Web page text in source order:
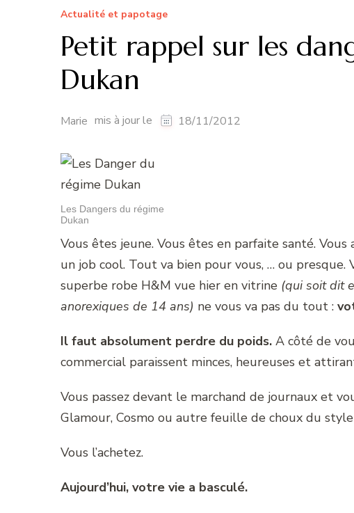
Actualité et papotage
Petit rappel sur les
Dukan
Marie mis à jour le 18/11/2012
Les Dangers du régime
Dukan
Vous êtes jeune. Vous êtes en parfaite santé. Vous
un job cool. Tout va bien pour vous, … ou
superbe robe H&M vue hier en vitrine (qui soit dit
anorexiques de 14 ans) ne vous va pas du tout :
Il faut absolument perdre du poids. A côté de
commercial paraissent minces, heureuses et
Vous passez devant le marchand de journaux et
Glamour, Cosmo ou autre feuille de choux du style
Vous l’achetez.
Aujourd’hui, votre vie a basculé.